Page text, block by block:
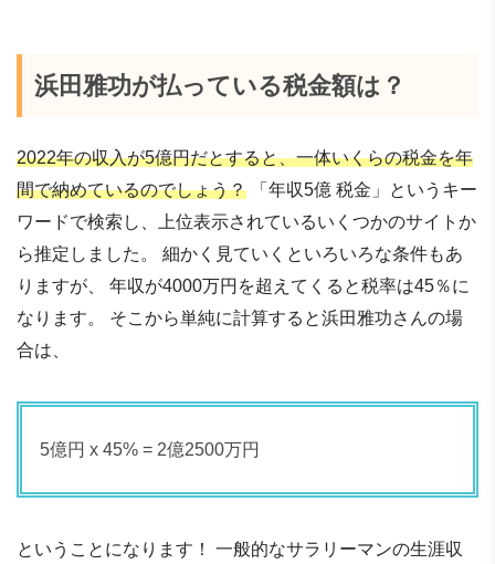
浜田雅功が払っている税金額は？
2022年の収入が5億円だとすると、一体いくらの税金を年
間で納めているのでしょう？ 「年収5億 税金」というキー
ワードで検索し、上位表示されているいくつかのサイトか
ら推定しました。 細かく見ていくといろいろな条件もあ
りますが、 年収が4000万円を超えてくると税率は45％に
なります。 そこから単純に計算すると浜田雅功さんの場
合は、
5億円 x 45% = 2億2500万円
ということになります！ 一般的なサラリーマンの生涯収